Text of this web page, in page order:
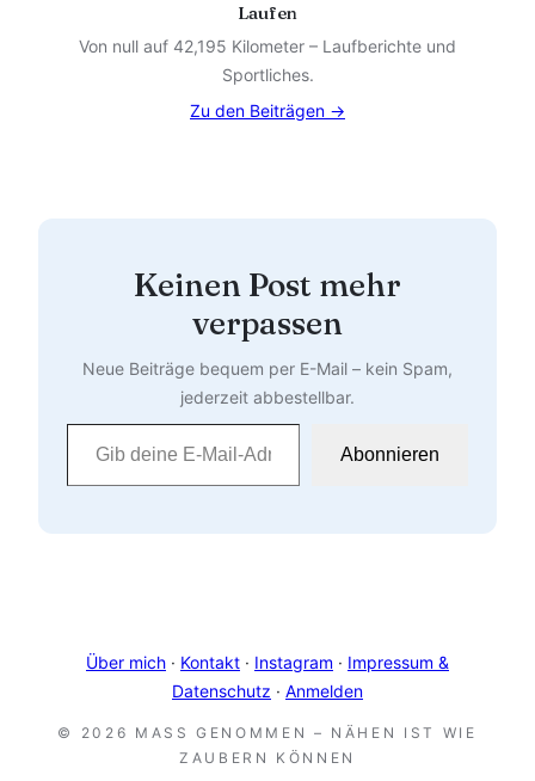
Laufen
Von null auf 42,195 Kilometer – Laufberichte und
Sportliches.
Zu den Beiträgen →
Keinen Post mehr
verpassen
Neue Beiträge bequem per E-Mail – kein Spam,
jederzeit abbestellbar.
Gib deine E-Mail-Adresse ein …
Abonnieren
Über mich · Kontakt · Instagram · Impressum &
Datenschutz · Anmelden
© 2026 MASS GENOMMEN – NÄHEN IST WIE Z
AUBERN KÖNNEN